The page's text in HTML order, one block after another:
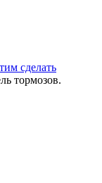
сделать
тормозов.